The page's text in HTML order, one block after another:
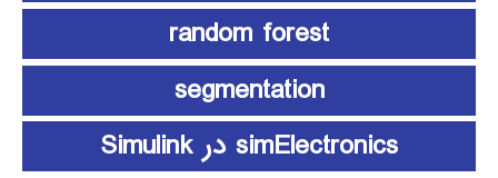
random forest
segmentation
simElectronics در Simulink